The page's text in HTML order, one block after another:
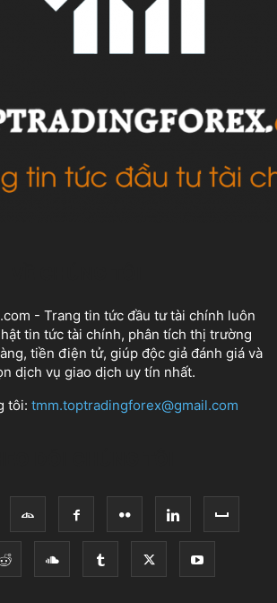
- Trang tin tức đầu tư tài chính luôn
tin tức tài chính, phân tích thị trường
tiền điện tử, giúp độc giả đánh giá và
dịch vụ giao dịch uy tín nhất.
tôi: tmm.toptradingforex@gmail.com